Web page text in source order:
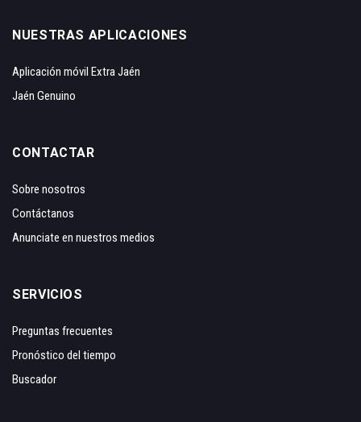
NUESTRAS APLICACIONES
Aplicación móvil Extra Jaén
Jaén Genuino
CONTACTAR
Sobre nosotros
Contáctanos
Anunciate en nuestros medios
SERVICIOS
Preguntas frecuentes
Pronóstico del tiempo
Buscador